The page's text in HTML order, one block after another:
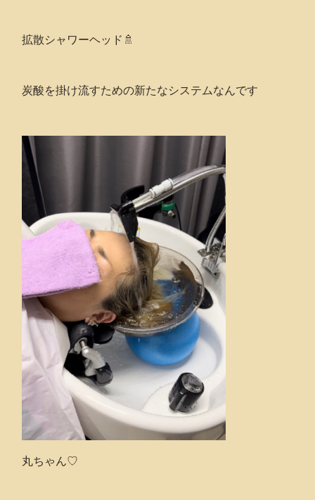
拡散シャワーヘッド🚿
炭酸を掛け流すための新たなシステムなんです
丸ちゃん♡